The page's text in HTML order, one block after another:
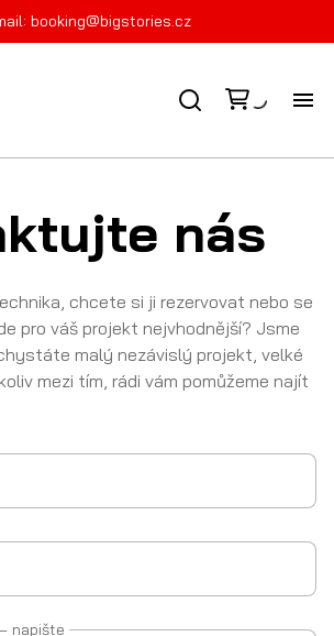
booking@bigstories.cz
nás
chcete si ji rezervovat nebo se
pro váš projekt nejvhodnější? Jsme
malý nezávislý projekt, velké
mezi tím, rádi vám pomůžeme najít
napište